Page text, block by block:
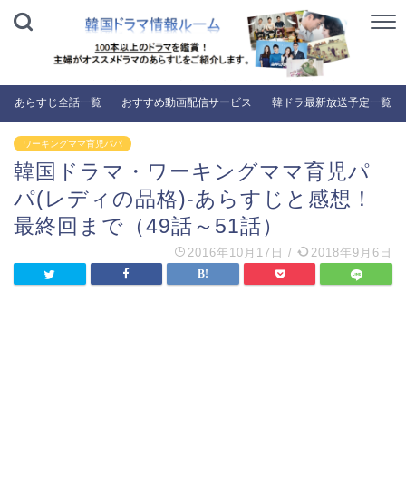
あらすじ全話一覧 おすすめ動画配信サービス 韓ドラ最新放送予定一覧
ワーキングママ育児パパ
韓国ドラマ・ワーキングママ育児パ
パ(レディの品格)-あらすじと感想！
最終回まで（49話～51話）
2016年10月17日 / 2018年9月6日